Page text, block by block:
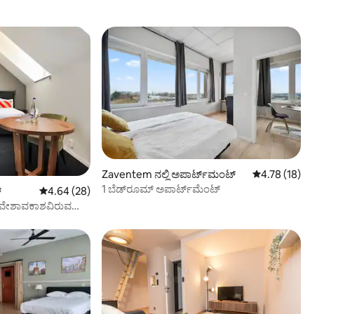
5 ರಲ್ಲಿ 4.64 ಸರಾಸರಿ ರೇಟಿಂಗ್, 28 ವಿಮರ್ಶೆಗಳು
4.64 (28)
Zaventem ನಲ್ಲಿ ಅಪಾರ್ಟ್‌ಮಂಟ್ 5 ರಲ್ಲಿ 4.78 ಸರಾಸರಿ
4.78 (18)
1 ಬೆಡ್‌ರೂಮ್ ಅಪಾರ್ಟ್‌ಮೆಂಟ್